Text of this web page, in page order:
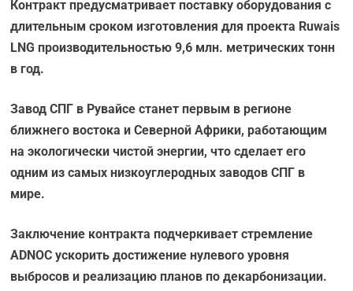
Контракт предусматривает поставку оборудования с
длительным сроком изготовления для проекта Ruwais
LNG производительностью 9,6 млн. метрических тонн
в год.
Завод СПГ в Рувайсе станет первым в регионе
ближнего востока и Северной Африки, работающим
на экологически чистой энергии, что сделает его
одним из самых низкоуглеродных заводов СПГ в
мире.
Заключение контракта подчеркивает стремление
ADNOC ускорить достижение нулевого уровня
выбросов и реализацию планов по декарбонизации.